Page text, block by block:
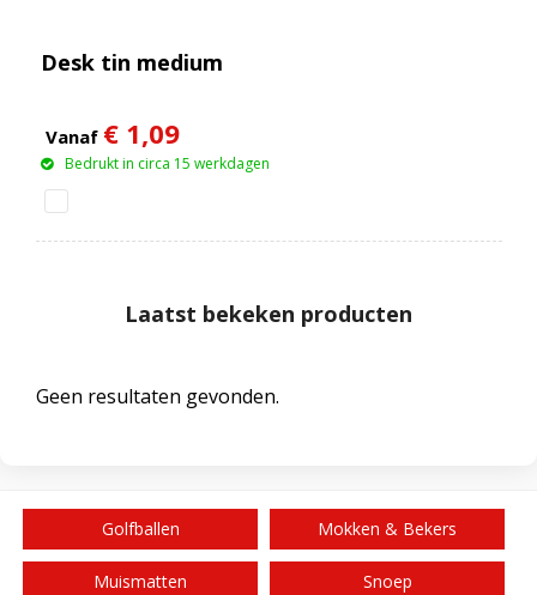
Desk tin medium
Vanaf € 1,09
Bedrukt in circa 15 werkdagen
Laatst bekeken producten
Geen resultaten gevonden.
Golfballen Mokken & Bekers
Muismatten Snoep